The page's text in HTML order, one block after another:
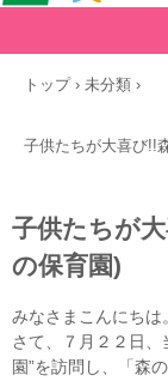
トップ › 未分類 ›
子供たちが大喜び!!
子供たちが
の保育園)
みなさまこんにちは
さて、７月２２日
園”を訪問し、「森